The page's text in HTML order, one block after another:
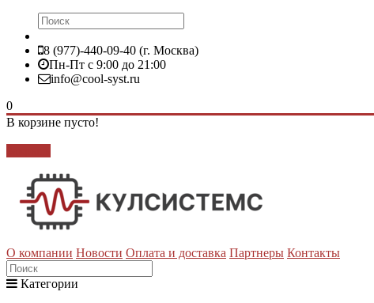
8 (977)-440-09-40 (г. Москва)
Пн-Пт с 9:00 до 21:00
info@cool-syst.ru
0
В корзине пусто!
О компании Новости Оплата и доставка Партнеры Контакты
Категории